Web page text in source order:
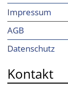
Impressum
AGB
Datenschutz
Kontakt